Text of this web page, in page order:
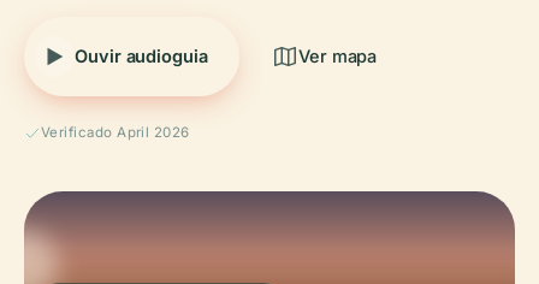
Ouvir audioguia Ver mapa
Verificado April 2026